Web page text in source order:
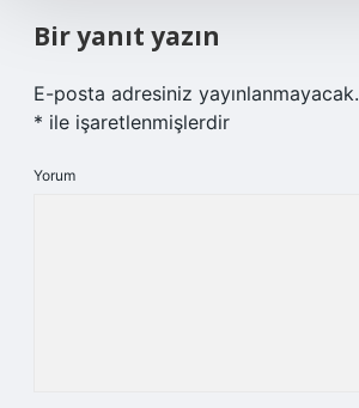
Bir yanıt yazın
E-posta adresiniz yayınlanmayacak.
* ile işaretlenmişlerdir
Yorum